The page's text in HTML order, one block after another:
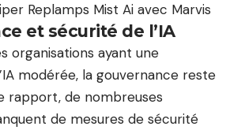
Replamps Mist Ai avec Marvis
et sécurité de l’IA
organisations ayant une
modérée, la gouvernance reste
rapport, de nombreuses
de mesures de sécurité